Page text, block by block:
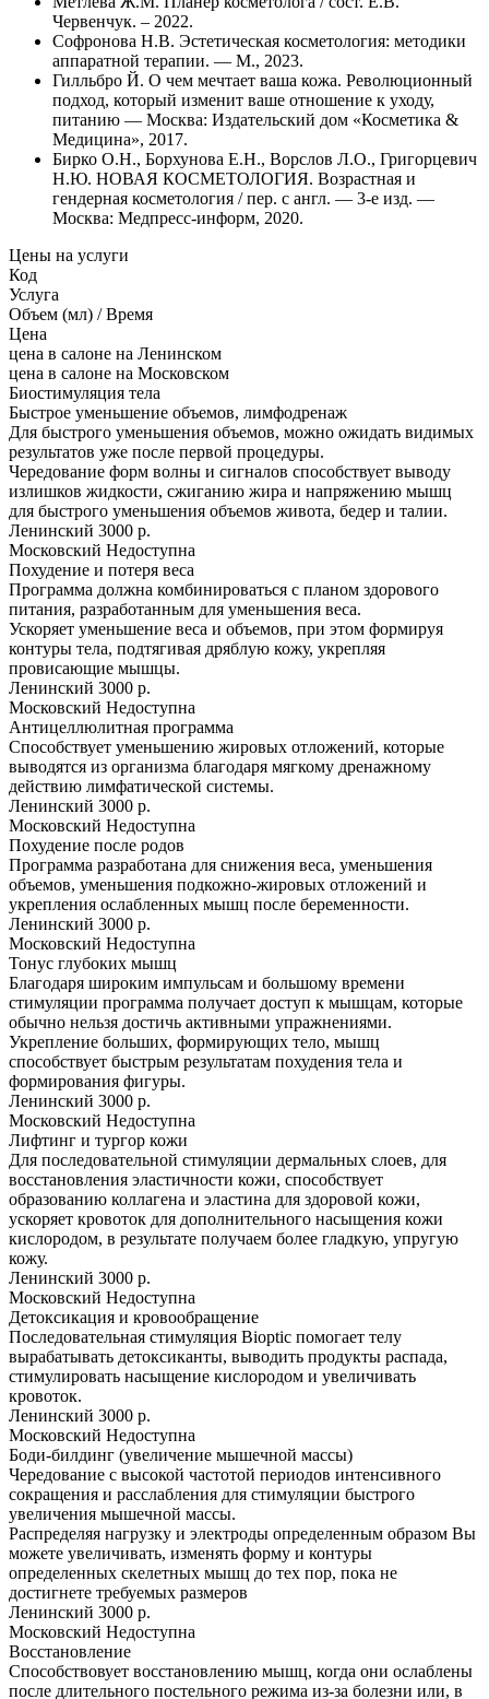
Червенчук. – 2022.
Софронова Н.В. Эстетическая косметология: методики
аппаратной терапии. — М., 2023.
Гилльбро Й. О чем мечтает ваша кожа. Революционный
подход, который изменит ваше отношение к уходу,
питанию — Москва: Издательский дом «Косметика &
Медицина», 2017.
Бирко О.Н., Борхунова Е.Н., Ворслов Л.О., Григорцевич
Н.Ю. НОВАЯ КОСМЕТОЛОГИЯ. Возрастная и
гендерная косметология / пер. с англ. — 3-е изд. —
Москва: Медпресс-информ, 2020.
Цены на услуги
Код
Услуга
Объем (мл) / Время
Цена
цена в салоне на Ленинском
цена в салоне на Московском
Биостимуляция тела
Быстрое уменьшение объемов, лимфодренаж
Для быстрого уменьшения объемов, можно ожидать видимых
результатов уже после первой процедуры.
Чередование форм волны и сигналов способствует выводу
излишков жидкости, сжиганию жира и напряжению мышц
для быстрого уменьшения объемов живота, бедер и талии.
Ленинский 3000 р.
Московский Недоступна
Похудение и потеря веса
Программа должна комбинироваться с планом здорового
питания, разработанным для уменьшения веса.
Ускоряет уменьшение веса и объемов, при этом формируя
контуры тела, подтягивая дряблую кожу, укрепляя
провисающие мышцы.
Ленинский 3000 р.
Московский Недоступна
Антицеллюлитная программа
Способствует уменьшению жировых отложений, которые
выводятся из организма благодаря мягкому дренажному
действию лимфатической системы.
Ленинский 3000 р.
Московский Недоступна
Похудение после родов
Программа разработана для снижения веса, уменьшения
объемов, уменьшения подкожно-жировых отложений и
укрепления ослабленных мышц после беременности.
Ленинский 3000 р.
Московский Недоступна
Тонус глубоких мышц
Благодаря широким импульсам и большому времени
стимуляции программа получает доступ к мышцам, которые
обычно нельзя достичь активными упражнениями.
Укрепление больших, формирующих тело, мышц
способствует быстрым результатам похудения тела и
формирования фигуры.
Ленинский 3000 р.
Московский Недоступна
Лифтинг и тургор кожи
Для последовательной стимуляции дермальных слоев, для
восстановления эластичности кожи, способствует
образованию коллагена и эластина для здоровой кожи,
ускоряет кровоток для дополнительного насыщения кожи
кислородом, в результате получаем более гладкую, упругую
кожу.
Ленинский 3000 р.
Московский Недоступна
Детоксикация и кровообращение
Последовательная стимуляция Bioptic помогает телу
вырабатывать детоксиканты, выводить продукты распада,
стимулировать насыщение кислородом и увеличивать
кровоток.
Ленинский 3000 р.
Московский Недоступна
Боди-билдинг (увеличение мышечной массы)
Чередование с высокой частотой периодов интенсивного
сокращения и расслабления для стимуляции быстрого
увеличения мышечной массы.
Распределяя нагрузку и электроды определенным образом Вы
можете увеличивать, изменять форму и контуры
определенных скелетных мышц до тех пор, пока не
достигнете требуемых размеров
Ленинский 3000 р.
Московский Недоступна
Восстановление
Способствовует восстановлению мышц, когда они ослаблены
после длительного постельного режима из-за болезни или, в